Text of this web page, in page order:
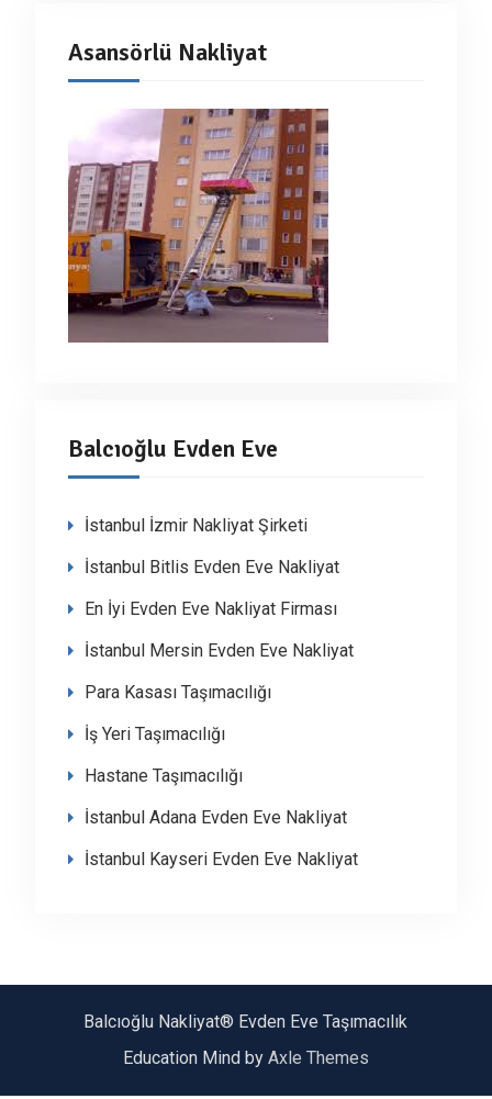
Asansörlü Nakliyat
Balcıoğlu Evden Eve
İstanbul İzmir Nakliyat Şirketi
İstanbul Bitlis Evden Eve Nakliyat
En İyi Evden Eve Nakliyat Firması
İstanbul Mersin Evden Eve Nakliyat
Para Kasası Taşımacılığı
İş Yeri Taşımacılığı
Hastane Taşımacılığı
İstanbul Adana Evden Eve Nakliyat
İstanbul Kayseri Evden Eve Nakliyat
Balcıoğlu Nakliyat® Evden Eve Taşımacılık
Education Mind by Axle Themes